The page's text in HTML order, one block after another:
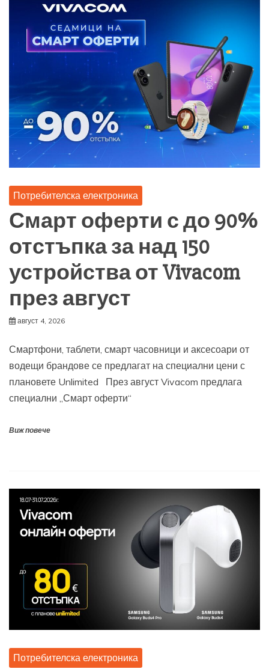
Потребителска електроника
Смарт оферти с до 90%
отстъпка за над 150
устройства от Vivacom
през август
август 4, 2026
Смартфони, таблети, смарт часовници и аксесоари от
водещи брандове се предлагат на специални цени с
плановете Unlimited През август Vivacom предлага
специални „Смарт оферти“
Виж повече
Потребителска електроника